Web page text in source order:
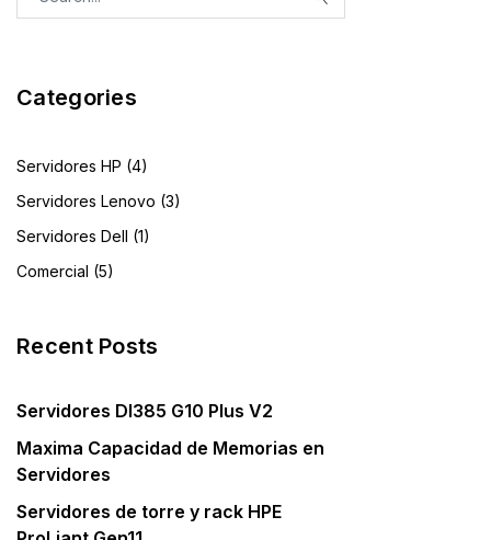
Categories
Servidores HP (4)
Servidores Lenovo (3)
Servidores Dell (1)
Comercial (5)
Recent Posts
Servidores Dl385 G10 Plus V2
Maxima Capacidad de Memorias en
Servidores
Servidores de torre y rack HPE